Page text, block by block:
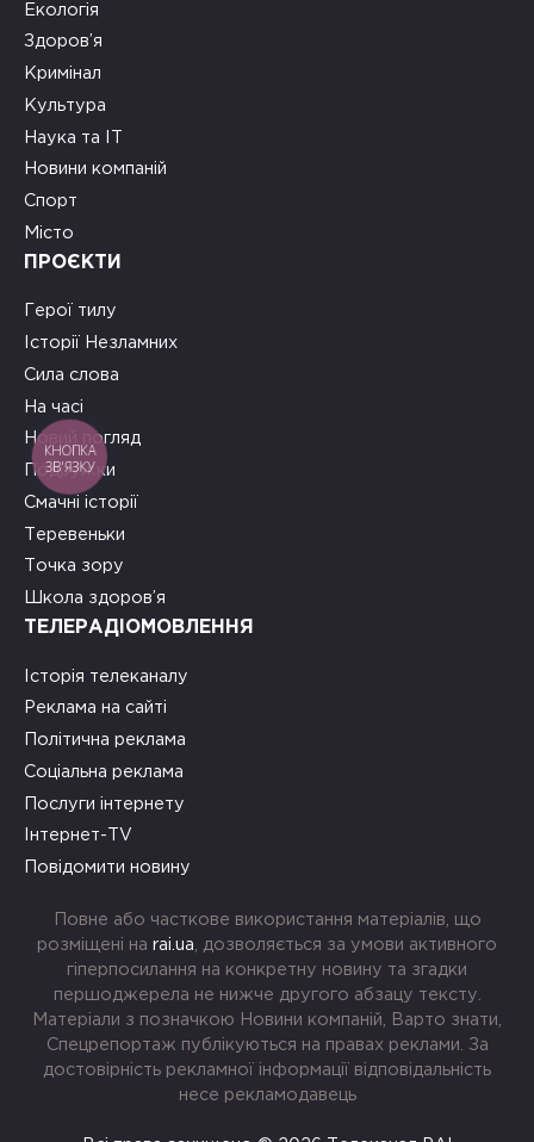
Екологія
Здоров’я
Кримінал
Культура
Наука та ІТ
Новини компаній
Спорт
Місто
ПРОЄКТИ
Герої тилу
Історії Незламних
Сила слова
На часі
Новий погляд
Подружки
Смачні історії
Теревеньки
Точка зору
Школа здоров’я
ТЕЛЕРАДІОМОВЛЕННЯ
Історія телеканалу
Реклама на сайті
Політична реклама
Соціальна реклама
Послуги інтернету
Інтернет-TV
Повідомити новину
Повне або часткове використання матеріалів, що
розміщені на rai.ua , дозволяється за умови активного
гіперпосилання на конкретну новину та згадки
першоджерела не нижче другого абзацу тексту.
Матеріали з позначкою Новини компаній, Варто знати,
Спецрепортаж публікуються на правах реклами. За
достовірність рекламної інформації відповідальність
несе рекламодавець
КНОПКА
ЗВ'ЯЗКУ